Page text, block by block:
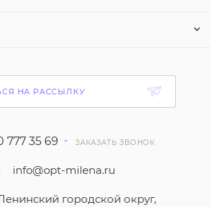
НА РАССЫЛКУ
777 35 69 ЗАКАЗАТЬ ЗВОНОК
info@opt-milena.ru
городской округ,